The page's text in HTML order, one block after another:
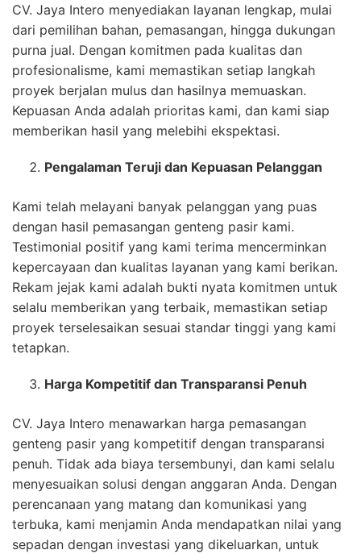
CV. Jaya Intero menyediakan layanan lengkap, mulai
dari pemilihan bahan, pemasangan, hingga dukungan
purna jual. Dengan komitmen pada kualitas dan
profesionalisme, kami memastikan setiap langkah
proyek berjalan mulus dan hasilnya memuaskan.
Kepuasan Anda adalah prioritas kami, dan kami siap
memberikan hasil yang melebihi ekspektasi.
Pengalaman Teruji dan Kepuasan Pelanggan
Kami telah melayani banyak pelanggan yang puas
dengan hasil pemasangan genteng pasir kami.
Testimonial positif yang kami terima mencerminkan
kepercayaan dan kualitas layanan yang kami berikan.
Rekam jejak kami adalah bukti nyata komitmen untuk
selalu memberikan yang terbaik, memastikan setiap
proyek terselesaikan sesuai standar tinggi yang kami
tetapkan.
Harga Kompetitif dan Transparansi Penuh
CV. Jaya Intero menawarkan harga pemasangan
genteng pasir yang kompetitif dengan transparansi
penuh. Tidak ada biaya tersembunyi, dan kami selalu
menyesuaikan solusi dengan anggaran Anda. Dengan
perencanaan yang matang dan komunikasi yang
terbuka, kami menjamin Anda mendapatkan nilai yang
sepadan dengan investasi yang dikeluarkan, untuk